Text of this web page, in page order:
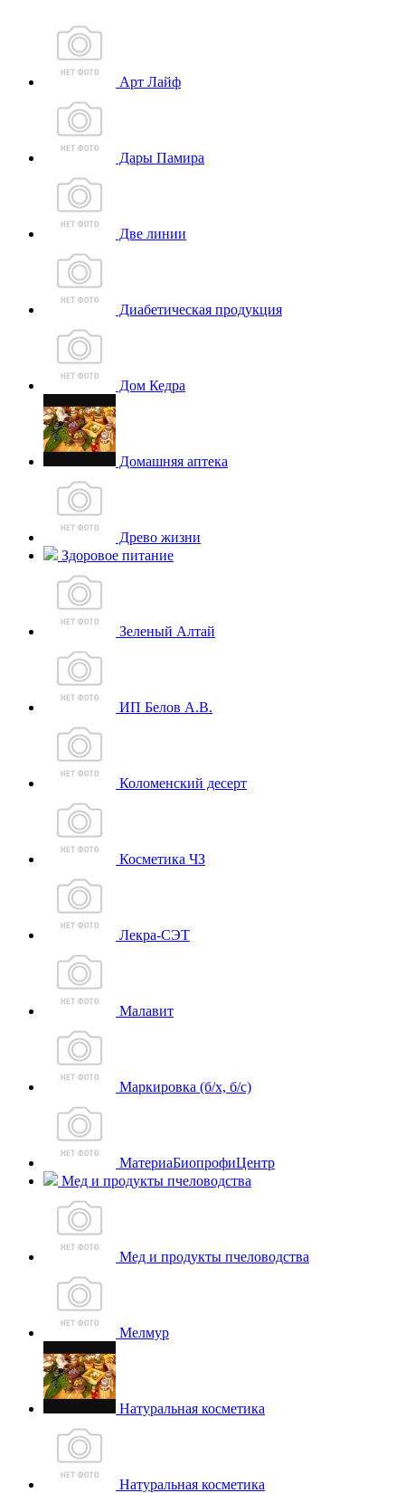
Арт Лайф
Дары Памира
Две линии
Диабетическая продукция
Дом Кедра
Домашняя аптека
Древо жизни
Здоровое питание
Зеленый Алтай
ИП Белов А.В.
Коломенский десерт
Косметика ЧЗ
Лекра-СЭТ
Малавит
Маркировка (б/х, б/с)
МатериаБиопрофиЦентр
Мед и продукты пчеловодства
Мед и продукты пчеловодства
Мелмур
Натуральная косметика
Натуральная косметика